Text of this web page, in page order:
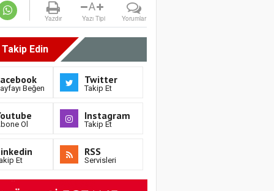
Yazdır
A
Yazı Tipi Yorumlar
Edin
Beğen
Twitter
Takip Et
Ol
Instagram
Takip Et
Et
RSS
Servisleri